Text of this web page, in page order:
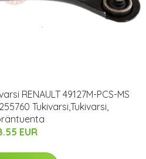
RENAULT 49127M-PCS-MS
Tukivarsi,Tukivarsi,
EUR